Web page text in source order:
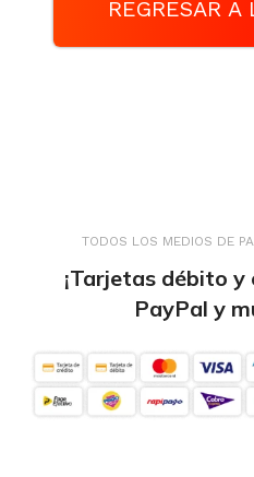
REGRESAR
TODOS LOS MEDIOS DE
¡Tarjetas débito
PayPal y